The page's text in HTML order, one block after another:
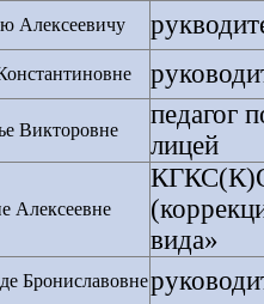
Алексеевичу
Викторовне
педагог
лицей
Алексеевне
вида»
Брониславовне